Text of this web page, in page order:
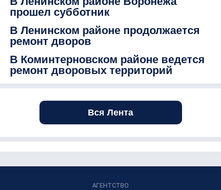
прошел субботник
В Ленинском районе продолжается
ремонт дворов
В Коминтерновском районе ведется
ремонт дворовых территорий
Вся Лента
АГЕНТСТВО